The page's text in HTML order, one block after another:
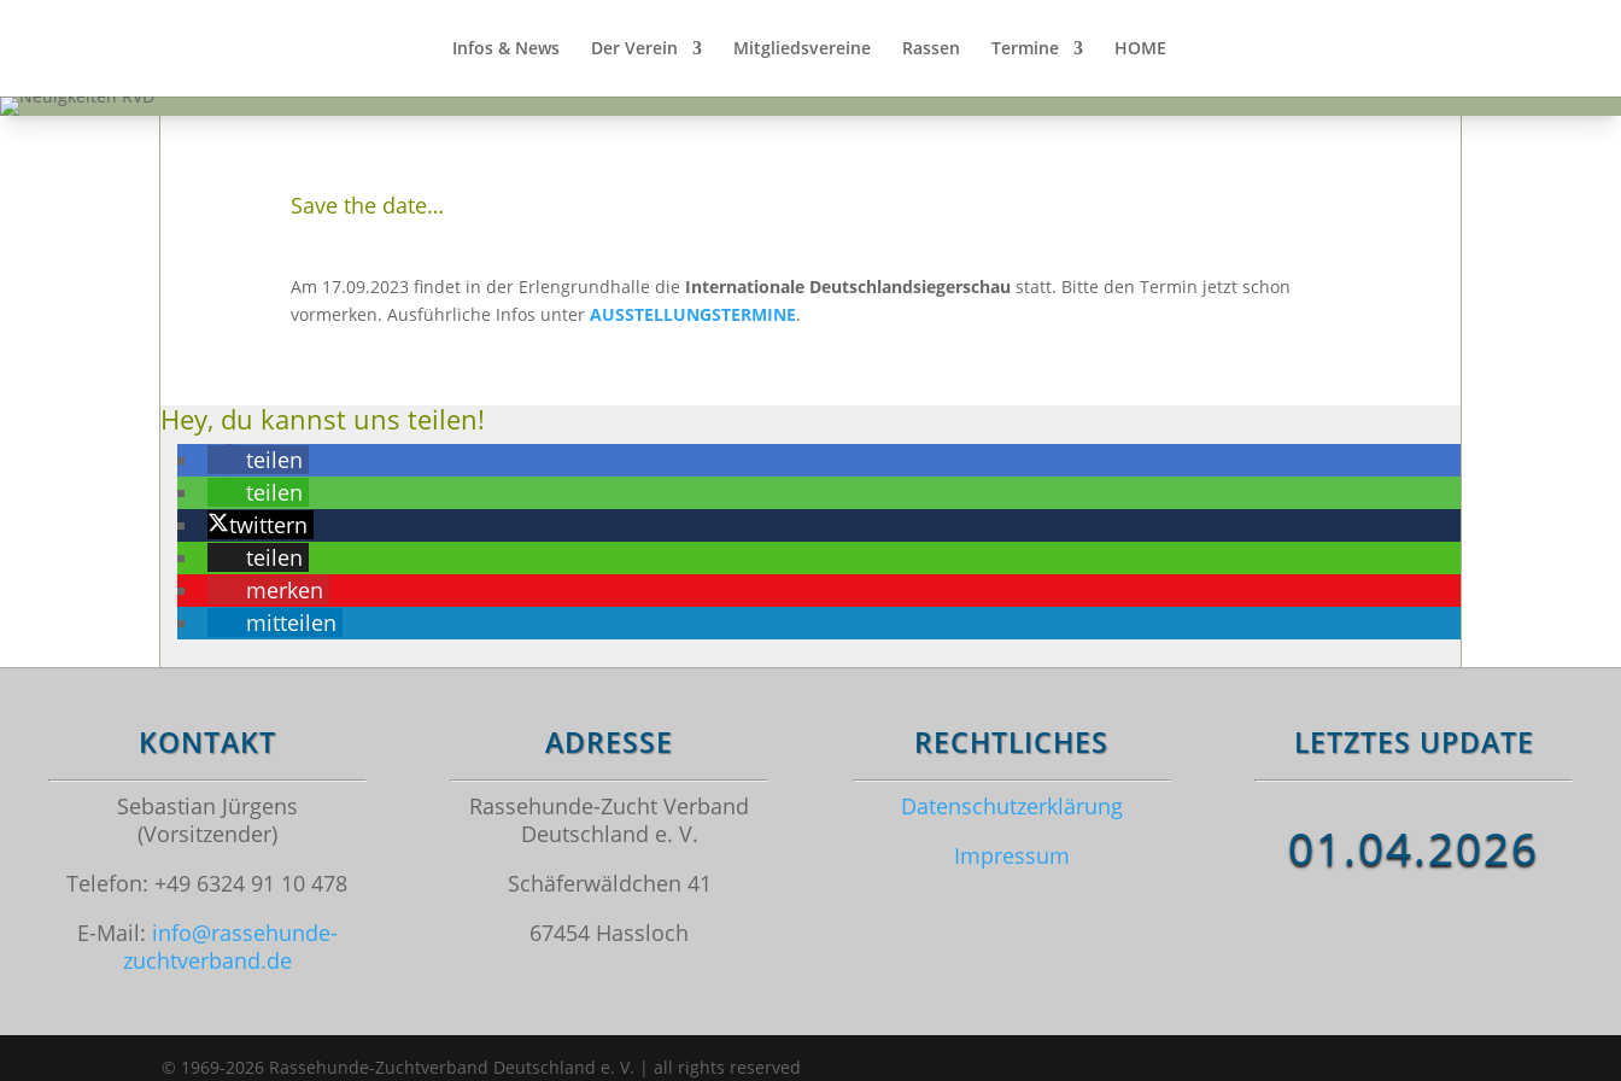
Infos & News Der Verein Mitgliedsvereine Rassen Termine HOME
Save the date…
Am 17.09.2023 findet in der Erlengrundhalle die Internationale Deutschlandsiegerschau statt. Bitte den Termin jetzt schon
vormerken. Ausführliche Infos unter AUSSTELLUNGSTERMINE.
Hey, du kannst uns teilen!
teilen
teilen
twittern
teilen
merken
mitteilen
KONTAKT
Sebastian Jürgens
(Vorsitzender)
Telefon: +49 6324 91 10 478
E-Mail: info@rassehunde-
zuchtverband.de
ADRESSE
Rassehunde-Zucht Verband
Deutschland e. V.
Schäferwäldchen 41
67454 Hassloch
RECHTLICHES
Datenschutzerklärung
Impressum
LETZTES UPDATE
01.04.2026
© 1969-2026 Rassehunde-Zuchtverband Deutschland e. V. | all rights reserved